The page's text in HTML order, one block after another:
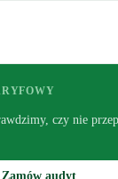
czy nie
Zamów audyt